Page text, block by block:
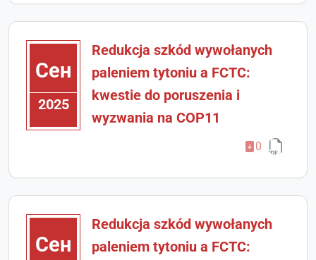
Сен
2025
Redukcja szkód wywołanych
paleniem tytoniu a FCTC:
kwestie do poruszenia i
wyzwania na COP11
0
Сен
Redukcja szkód wywołanych
paleniem tytoniu a FCTC: